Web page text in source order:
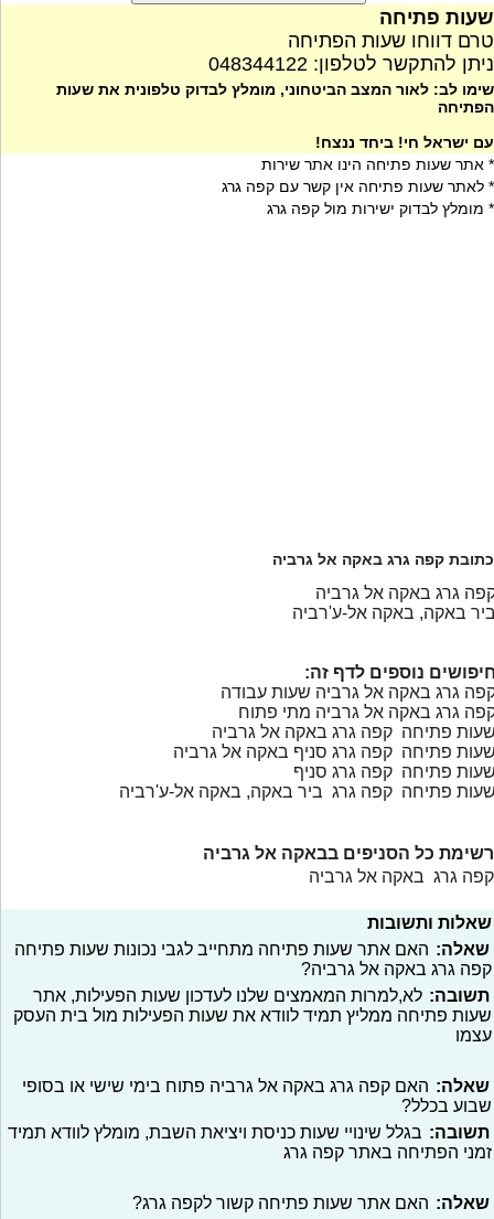
שעות פתיחה
טרם דווחו שעות הפתיחה
ניתן להתקשר לטלפון: 048344122
שימו לב: לאור המצב הביטחוני, מומלץ לבדוק טלפונית את שעות
הפתיחה
עם ישראל חי! ביחד ננצח!
* אתר שעות פתיחה הינו אתר שירות
* לאתר שעות פתיחה אין קשר עם קפה גרג
* מומלץ לבדוק ישירות מול קפה גרג
כתובת קפה גרג באקה אל גרביה
גרג באקה אל גרביה
באקה, באקה אל-ע'רביה
נוספים לדף זה:
גרג באקה אל גרביה שעות עבודה
גרג באקה אל גרביה מתי פתוח
פתיחה קפה גרג באקה אל גרביה
פתיחה קפה גרג סניף באקה אל גרביה
פתיחה קפה גרג סניף
פתיחה קפה גרג ביר באקה, באקה אל-ע'רביה
רשימת כל הסניפים בבאקה אל גרביה
קפה גרג באקה אל גרביה
שאלות ותשובות
שאלה: האם אתר שעות פתיחה מתחייב לגבי נכונות שעות פתיחה
קפה גרג באקה אל גרביה?
תשובה: לא,למרות המאמצים שלנו לעדכון שעות הפעילות, אתר
שעות פתיחה ממליץ תמיד לוודא את שעות הפעילות מול בית העסק
עצמו
שאלה: האם קפה גרג באקה אל גרביה פתוח בימי שישי או בסופי
שבוע בכלל?
תשובה: בגלל שינויי שעות כניסת ויציאת השבת, מומלץ לוודא תמיד
זמני הפתיחה באתר קפה גרג
שאלה: האם אתר שעות פתיחה קשור לקפה גרג?